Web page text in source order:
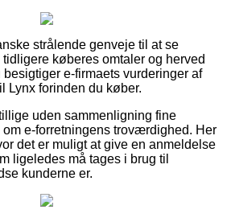
strålende genveje til at se
køberes omtaler og herved
besigtiger e-firmaets vurderinger af
Lynx forinden du køber.
uden sammenligning fine
om e-forretningens troværdighed. Her
det er muligt at give en anmeldelse
ligeledes må tages i brug til
kunderne er.